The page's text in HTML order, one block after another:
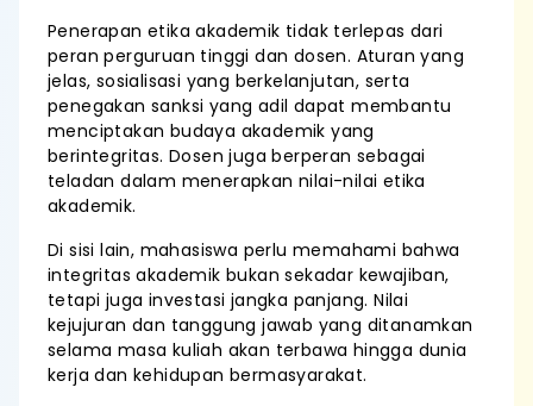
Penerapan etika akademik tidak terlepas dari
peran perguruan tinggi dan dosen. Aturan yang
jelas, sosialisasi yang berkelanjutan, serta
penegakan sanksi yang adil dapat membantu
menciptakan budaya akademik yang
berintegritas. Dosen juga berperan sebagai
teladan dalam menerapkan nilai-nilai etika
akademik.
Di sisi lain, mahasiswa perlu memahami bahwa
integritas akademik bukan sekadar kewajiban,
tetapi juga investasi jangka panjang. Nilai
kejujuran dan tanggung jawab yang ditanamkan
selama masa kuliah akan terbawa hingga dunia
kerja dan kehidupan bermasyarakat.